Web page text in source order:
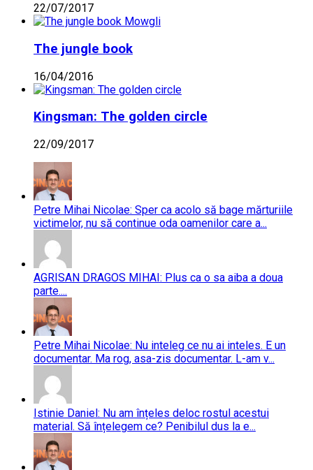
22/07/2017
The jungle book
16/04/2016
Kingsman: The golden circle
22/09/2017
Petre Mihai Nicolae: Sper ca acolo să bage mărturiile
victimelor, nu să continue oda oamenilor care a...
AGRISAN DRAGOS MIHAI: Plus ca o sa aiba a doua
parte....
Petre Mihai Nicolae: Nu inteleg ce nu ai inteles. E un
documentar. Ma rog, asa-zis documentar. L-am v...
Istinie Daniel: Nu am înțeles deloc rostul acestui
material. Să înțelegem ce? Penibilul dus la e...